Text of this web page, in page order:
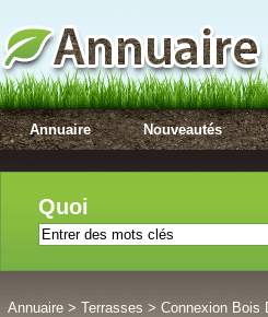
Annuaire Nouveautés
Quoi
Annuaire > Terrasses > Connexion Bois